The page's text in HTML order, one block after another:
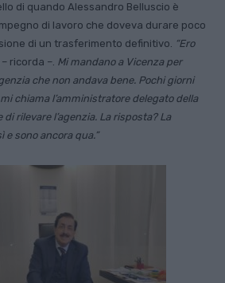
di quando Alessandro Belluscio è
di lavoro che doveva durare poco
di un trasferimento definitivo. “Ero
– ricorda –. Mi mandano a Vicenza per
che non andava bene. Pochi giorni
chiama l’amministratore delegato della
rilevare l’agenzia. La risposta? La
sono ancora qua.”